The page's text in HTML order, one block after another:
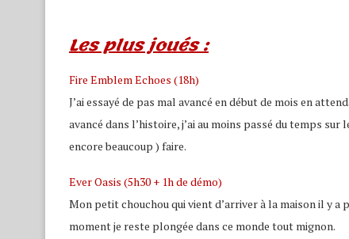
Les plus joués :
Fire Emblem Echoes (18h)
J’ai essayé de pas mal avancé en début de mois en
avancé dans l’histoire, j’ai au moins passé du temps
encore beaucoup ) faire.
Ever Oasis (5h30 + 1h de démo)
Mon petit chouchou qui vient d’arriver à la maison il y
moment je reste plongée dans ce monde tout mignon.